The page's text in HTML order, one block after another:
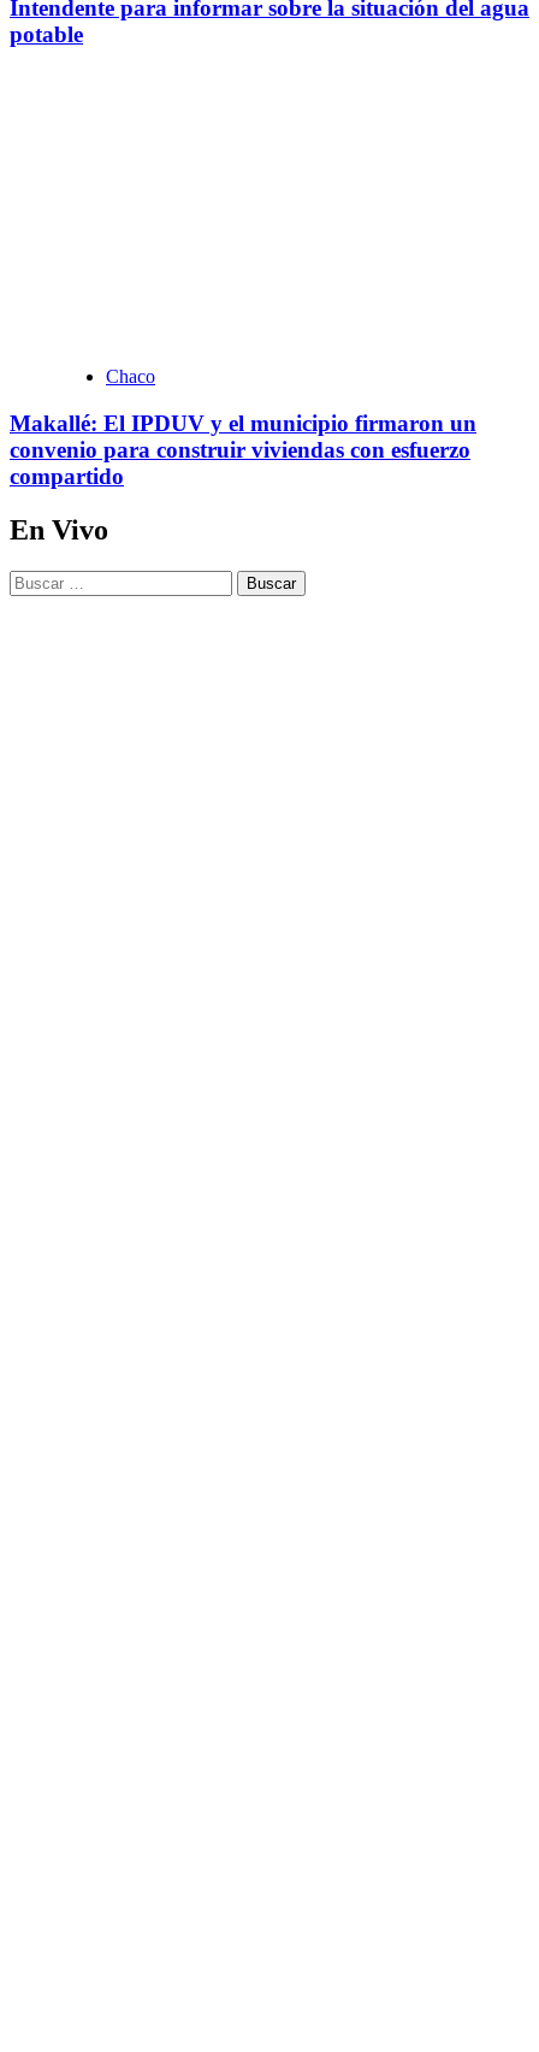
Intendente para informar sobre la situación del agua
potable
Chaco
Makallé: El IPDUV y el municipio firmaron un
convenio para construir viviendas con esfuerzo
compartido
En Vivo
Buscar: